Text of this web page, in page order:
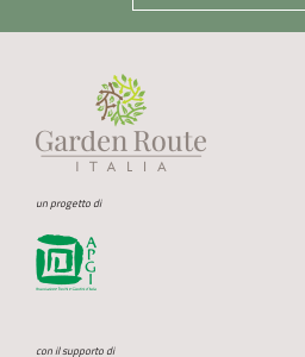
un progetto di
con il supporto di